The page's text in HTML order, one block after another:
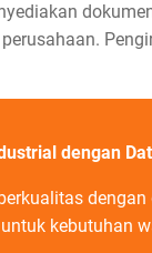
dengan
untuk kebutuhan